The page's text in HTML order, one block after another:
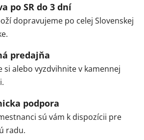
po SR do 3 dní
dopravujeme po celej Slovenskej
predajňa
si alebo vyzdvihnite v kamennej
podpora
sú vám k dispozícii pre
radu.